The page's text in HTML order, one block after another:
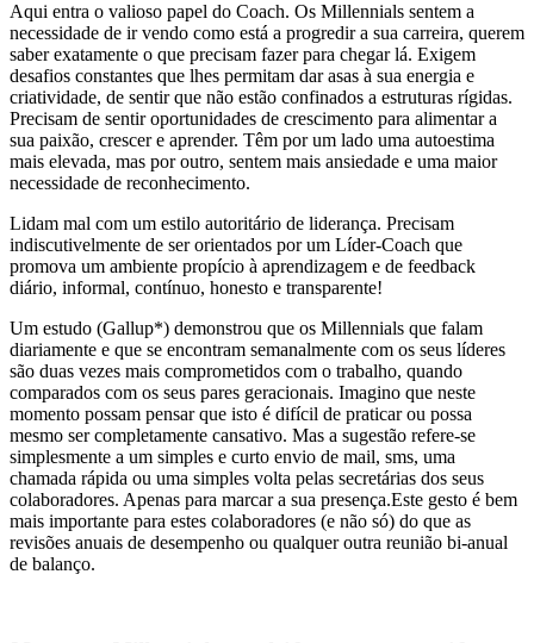
Aqui entra o valioso papel do Coach. Os Millennials sentem a
necessidade de ir vendo como está a progredir a sua carreira, querem
saber exatamente o que precisam fazer para chegar lá. Exigem
desafios constantes que lhes permitam dar asas à sua energia e
criatividade, de sentir que não estão confinados a estruturas rígidas.
Precisam de sentir oportunidades de crescimento para alimentar a
sua paixão, crescer e aprender. Têm por um lado uma autoestima
mais elevada, mas por outro, sentem mais ansiedade e uma maior
necessidade de reconhecimento.
Lidam mal com um estilo autoritário de liderança. Precisam
indiscutivelmente de ser orientados por um Líder-Coach que
promova um ambiente propício à aprendizagem e de feedback
diário, informal, contínuo, honesto e transparente!
Um estudo (Gallup*) demonstrou que os Millennials que falam
diariamente e que se encontram semanalmente com os seus líderes
são duas vezes mais comprometidos com o trabalho, quando
comparados com os seus pares geracionais. Imagino que neste
momento possam pensar que isto é difícil de praticar ou possa
mesmo ser completamente cansativo. Mas a sugestão refere-se
simplesmente a um simples e curto envio de mail, sms, uma
chamada rápida ou uma simples volta pelas secretárias dos seus
colaboradores. Apenas para marcar a sua presença.Este gesto é bem
mais importante para estes colaboradores (e não só) do que as
revisões anuais de desempenho ou qualquer outra reunião bi-anual
de balanço.